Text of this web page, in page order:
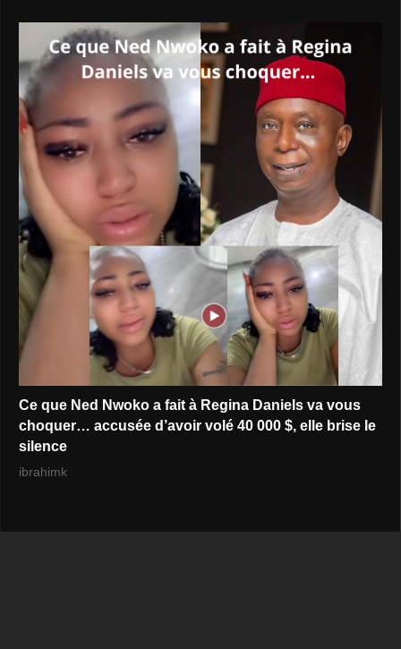
Ce que Ned Nwoko a fait à Regina Daniels va vous
choquer… accusée d’avoir volé 40 000 $, elle brise le
silence
ibrahimk